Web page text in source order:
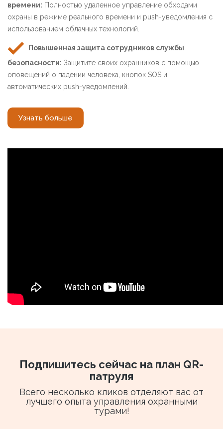
времени: Полностью удаленное управление обходами
охраны в режиме реального времени и push-уведомления с
использованием облачных технологий.
Повышенная защита сотрудников службы
безопасности: Защитите своих охранников с помощью
оповещений о падении человека, кнопок SOS и
автоматических push-уведомлений.
Узнать больше
Подпишитесь сейчас на план QR-
патруля
Всего несколько кликов отделяют вас от
лучшего опыта управления охранными
турами!